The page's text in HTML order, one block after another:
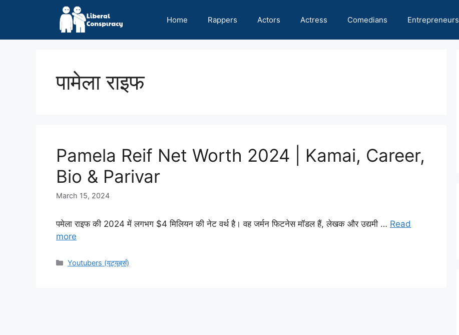
Home Rappers Actors Actress Comedians Entrepreneurs
पामेला राइफ
Pamela Reif Net Worth 2024 | Kamai, Career,
Bio & Parivar
March 15, 2024
पमेला राइफ की 2024 में लगभग $4 मिलियन की नेट वर्थ है। वह जर्मन फिटनेस मॉडल हैं, लेखक और उद्यमी … Read
more
Categories
Youtubers (यूट्यूबर्स)